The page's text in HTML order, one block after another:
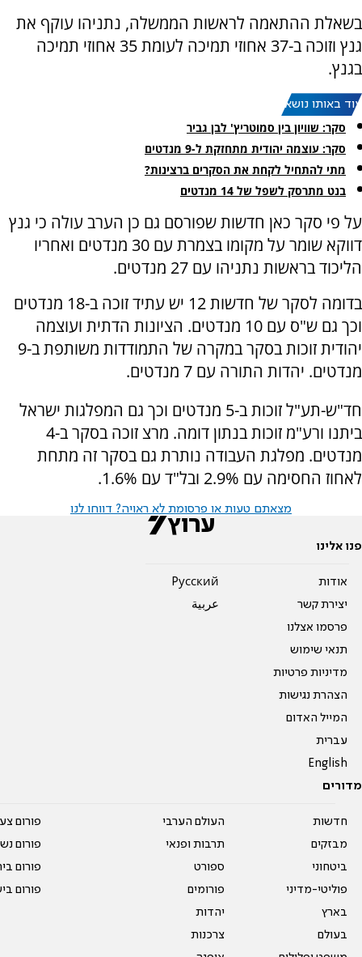
בשאלת ההתאמה לראשות הממשלה, נתניהו עוקף את
גנץ וזוכה ב-37 אחוזי תמיכה לעומת 35 אחוזי תמיכה
בגנץ.
עוד באותו נושא:
סקר: שוויון בין סמוטריץ' לבן גביר
סקר: עוצמה יהודית מתחזקת ל-9 מנדטים
מתי להתחיל לקחת את הסקרים ברצינות?
בנט מתרסק לשפל של 14 מנדטים
על פי סקר כאן חדשות שפורסם גם כן הערב עולה כי גנץ
דווקא שומר על מקומו בצמרת עם 30 מנדטים ואחריו
הליכוד בראשות נתניהו עם 27 מנדטים.
בדומה לסקר של חדשות 12 יש עתיד זוכה ב-18 מנדטים
וכך גם ש"ס עם 10 מנדטים. הציונות הדתית ועוצמה
יהודית זוכות בסקר במקרה של התמודדות משותפת ב-9
מנדטים. יהדות התורה עם 7 מנדטים.
חד"ש-תע"ל זוכות ב-5 מנדטים וכך גם המפלגות ישראל
ביתנו ורע"מ זוכות בנתון דומה. מרצ זוכה בסקר ב-4
מנדטים. מפלגת העבודה נותרת גם בסקר זה מתחת
לאחוז החסימה עם 2.9% ובל"ד עם 1.6%.
מצאתם טעות או פרסומת לא ראויה? דווחו לנו
פנו אלינו
אודות
יצירת קשר
פרסמו אצלנו
תנאי שימוש
מדיניות פרטיות
הצהרת נגישות
המייל האדום
עברית
English
Pусский
عربية
מדורים
חדשות
מבזקים
ביטחוני
פוליטי-מדיני
בארץ
בעולם
העולם הערבי
תרבות ופנאי
ספורט
פורומים
יהדות
צרכנות
פורום
פורום
פורום
פורום